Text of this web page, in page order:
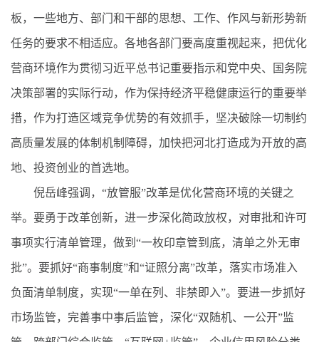
板，一些地方、部门和干部的思想、工作、作风与新形势新
任务的要求不相适应。各地各部门要高度重视起来，把优化
营商环境作为贯彻习近平总书记重要指示和党中央、国务院
决策部署的实际行动，作为保持经济平稳健康运行的重要举
措，作为打造区域竞争优势的有效抓手，坚决破除一切制约
高质量发展的体制机制障碍，加快把河北打造成为开放的高
地、投资创业的首选地。
倪岳峰强调，“放管服”改革是优化营商环境的关键之
举。要勇于改革创新，进一步深化简政放权，对审批和许可
事项实行清单管理，做到“一枚印章管到底，清单之外无审
批”。要抓好“商事制度”和“证照分离”改革，落实市场准入
负面清单制度，实现“一单在列、非禁即入”。要进一步抓好
市场监管，完善事中事后监管，深化“双随机、一公开”监